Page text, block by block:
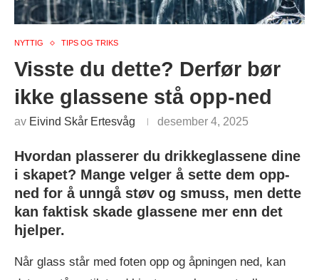
NYTTIG TIPS OG TRIKS
Visste du dette? Derfør bør
ikke glassene stå opp-ned
av Eivind Skår Ertesvåg desember 4, 2025
Hvordan plasserer du drikkeglassene dine
i skapet? Mange velger å sette dem opp-
ned for å unngå støv og smuss, men dette
kan faktisk skade glassene mer enn det
hjelper.
Når glass står med foten opp og åpningen ned, kan